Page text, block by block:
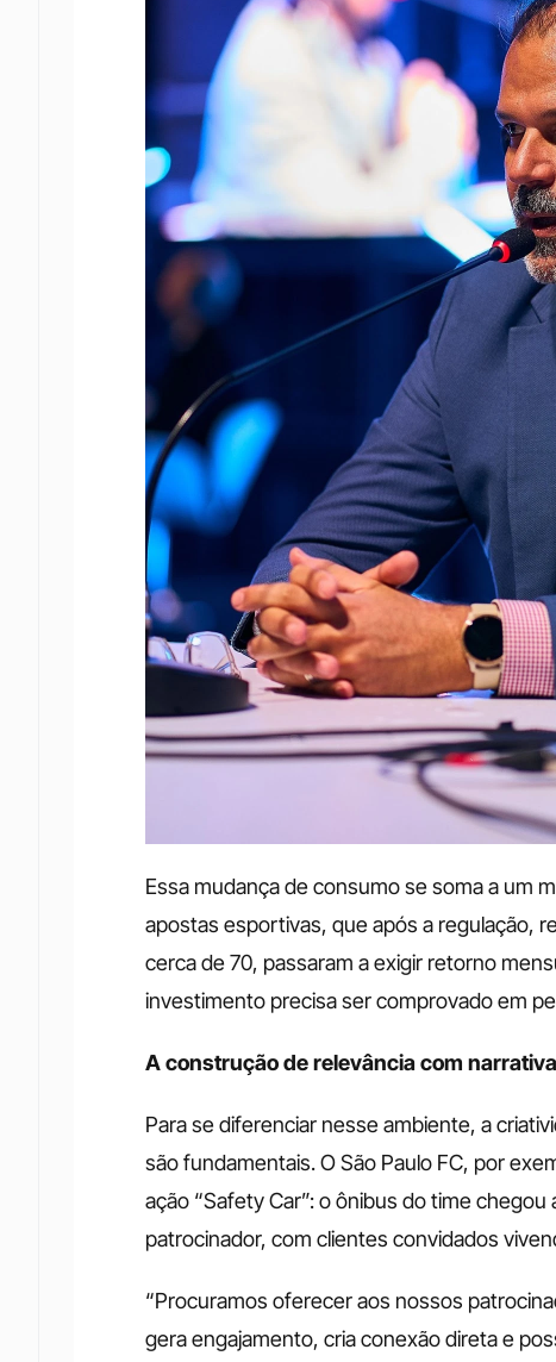
Essa mudança de consumo se soma a um
apostas esportivas, que após a regulação,
cerca de 70, passaram a exigir retorno
investimento precisa ser comprovado em
A construção de relevância com
Para se diferenciar nesse ambiente, a
são fundamentais. O São Paulo FC, por
ação “Safety Car”: o ônibus do time
patrocinador, com clientes convidados
“Procuramos oferecer aos nossos
gera engajamento, cria conexão direta e